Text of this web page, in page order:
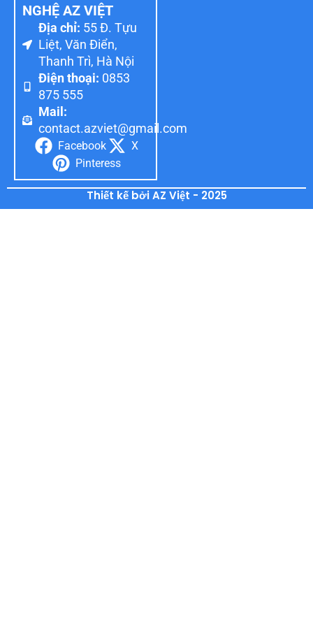
NGHỆ AZ VIỆT
Địa chỉ: 55 Đ. Tựu
Liệt, Văn Điển,
Thanh Trì, Hà Nội
Điện thoại: 0853
875 555
Mail:
contact.azviet@gmail.com
Facebook
X
Pinteress
Thiết kế bởi AZ Việt - 2025